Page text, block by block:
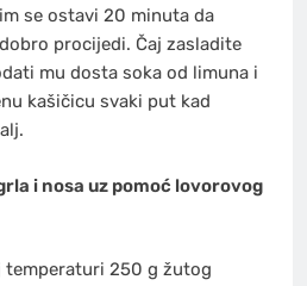
se ostavi 20 minuta da
procijedi. Čaj zasladite
mu dosta soka od limuna i
kašičicu svaki put kad
i nosa uz pomoć lovorovog
temperaturi 250 g žutog